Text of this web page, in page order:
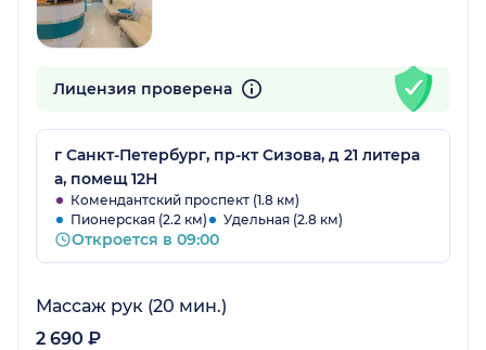
Лицензия проверена
г Санкт-Петербург, пр-кт Сизова, д 21 литера
а, помещ 12Н
Комендантский проспект (1.8 км)
Пионерская (2.2 км)
Удельная (2.8 км)
Откроется в 09:00
Массаж рук (20 мин.)
2 690 ₽